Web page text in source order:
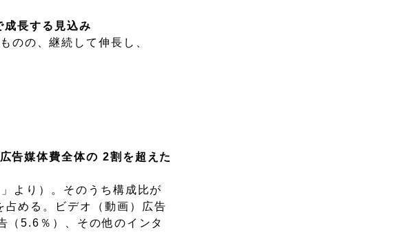
長する見込み
のの、継続して伸長し、
告媒体費全体の 2割を超えた
より）。そのうち構成比が
める。ビデオ（動画）広告
（5.6％）、その他のインタ